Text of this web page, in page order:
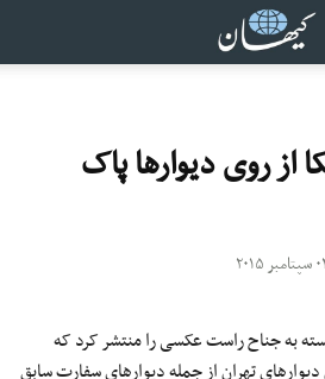
از روی دیوارها پاک
به جناح راست عکسی را منتشر کرد که
تهران از جمله دیوارهای سفارت سابق